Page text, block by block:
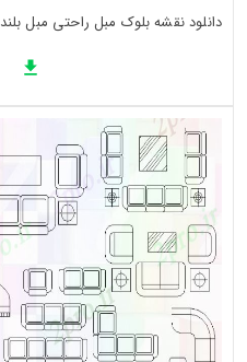
دانلود نقشه بلوک مبل راحتی مبل بلند 2 د طراحی (کد140767)